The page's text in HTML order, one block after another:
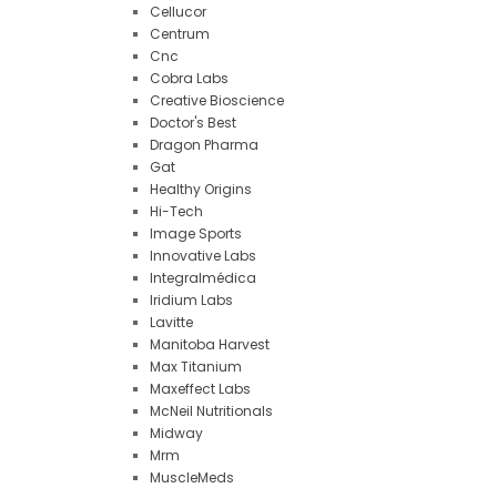
Cellucor
Centrum
Cnc
Cobra Labs
Creative Bioscience
Doctor's Best
Dragon Pharma
Gat
Healthy Origins
Hi-Tech
Image Sports
Innovative Labs
Integralmédica
Iridium Labs
Lavitte
Manitoba Harvest
Max Titanium
Maxeffect Labs
McNeil Nutritionals
Midway
Mrm
MuscleMeds